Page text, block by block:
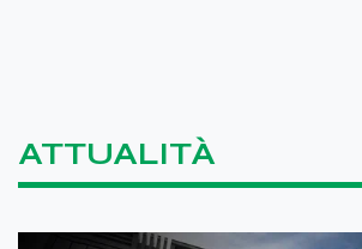
ATTUALITÀ